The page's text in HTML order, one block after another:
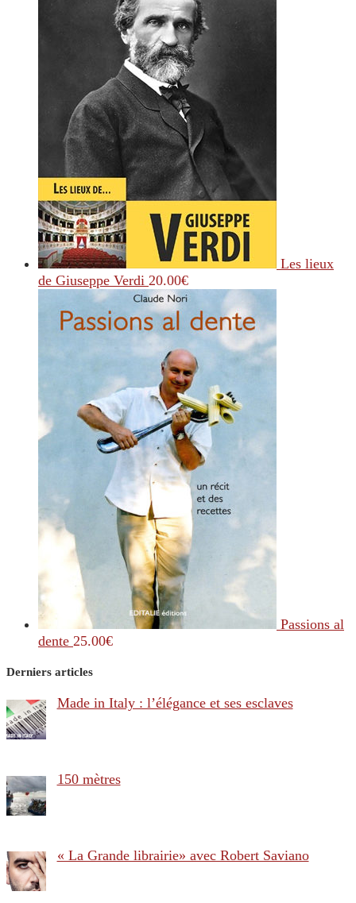
Les lieux
de Giuseppe Verdi 20.00€
Passions al
dente 25.00€
Derniers articles
Made in Italy : l’élégance et ses esclaves
150 mètres
« La Grande librairie» avec Robert Saviano